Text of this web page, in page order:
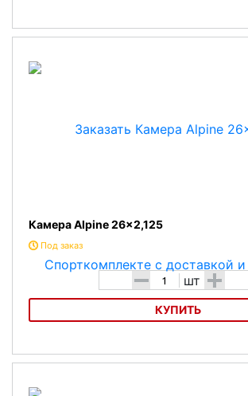
Камера Alpine 14x1,75
Камера Alpine 26x2,125
Под заказ
- шт +
КУПИТЬ
Камера Alpine 26x2,125